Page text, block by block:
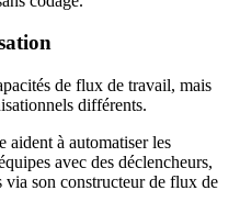
de flux de travail, mais
différents.
à automatiser les
avec des déclencheurs,
via son constructeur de flux de